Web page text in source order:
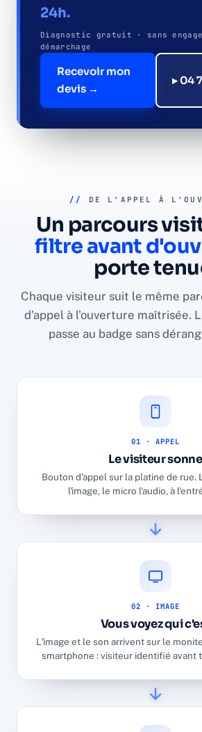
24h.
Diagnostic gratuit · sans
démarchage
Recevoir mon
devis →
▸ 04
// DE L'APPEL À
Un parcours
filtre avant
porte
Chaque visiteur suit le même
d'appel à l'ouverture maîtrisée.
passe au badge sans
01 · APPEL
Le visiteur sonne
Bouton d'appel sur la platine de rue.
l'image, le micro l'audio, à
02 · IMAGE
Vous voyez qui
L'image et le son arrivent sur le
smartphone : visiteur identifié avant